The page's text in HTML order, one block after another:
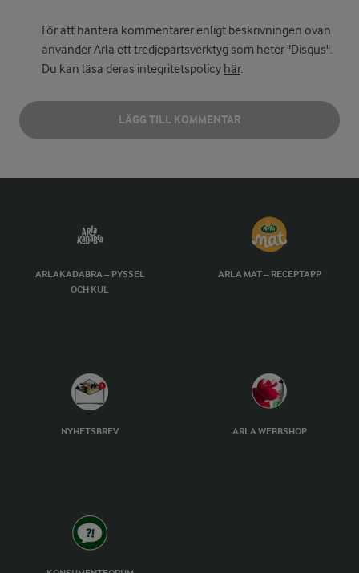
För att hantera kommentarer enligt beskrivningen ovan
använder Arla ett tredjepartsverktyg som heter "Disqus".
Du kan läsa deras integritetspolicy här.
LÄGG TILL KOMMENTAR
ARLAKADABRA – PYSSEL
OCH KUL
ARLA MAT – RECEPTAPP
NYHETSBREV ARLA WEBBSHOP